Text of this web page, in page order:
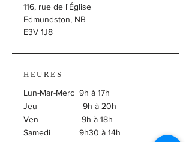
116, rue de l'Église
Edmundston, NB
E3V 1J8
HEURES
Lun-Mar-Merc 9h à 17h
Jeu 9h à 20h
Ven 9h à 18h
Samedi 9h30 à 14h